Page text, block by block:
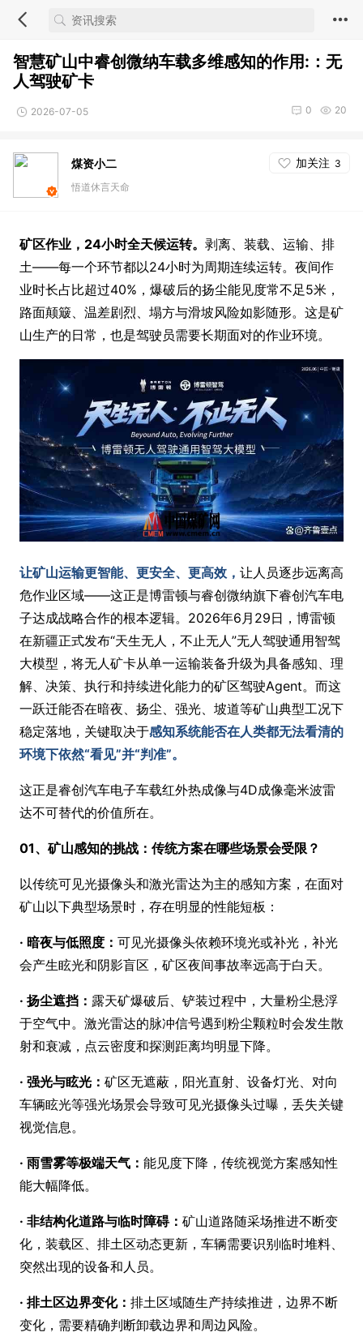
智慧矿山中睿创微纳车载多维感知的作用:：无
人驾驶矿卡
2026-07-05 20
0
煤资小二 加关注 3
悟道休言天命
矿区作业，24小时全天候运转。 剥离、装载、运输、排
土——每一个环节都以24小时为周期连续运转。夜间作
业时长占比超过40%，爆破后的扬尘能见度常不足5米，
路面颠簸、温差剧烈、塌方与滑坡风险如影随形。这是矿
山生产的日常，也是驾驶员需要长期面对的作业环境。
让矿山运输更智能、更安全、更高效， 让人员逐步远离高
危作业区域——这正是博雷顿与睿创微纳旗下睿创汽车电
子达成战略合作的根本逻辑。2026年6月29日，博雷顿
在新疆正式发布“天生无人，不止无人”无人驾驶通用智驾
大模型，将无人矿卡从单一运输装备升级为具备感知、理
解、决策、执行和持续进化能力的矿区驾驶Agent。而这
一跃迁能否在暗夜、扬尘、强光、坡道等矿山典型工况下
稳定落地，关键取决于感知系统能否在人类都无法看清的
环境下依然“看见”并“判准”。
这正是睿创汽车电子车载红外热成像与4D成像毫米波雷
达不可替代的价值所在。
01、矿山感知的挑战：传统方案在哪些场景会受限？
以传统可见光摄像头和激光雷达为主的感知方案，在面对
矿山以下典型场景时，存在明显的性能短板：
· 暗夜与低照度： 可见光摄像头依赖环境光或补光，补光
会产生眩光和阴影盲区，矿区夜间事故率远高于白天。
· 扬尘遮挡： 露天矿爆破后、铲装过程中，大量粉尘悬浮
于空气中。激光雷达的脉冲信号遇到粉尘颗粒时会发生散
射和衰减，点云密度和探测距离均明显下降。
· 强光与眩光： 矿区无遮蔽，阳光直射、设备灯光、对向
车辆眩光等强光场景会导致可见光摄像头过曝，丢失关键
视觉信息。
· 雨雪雾等极端天气： 能见度下降，传统视觉方案感知性
能大幅降低。
· 非结构化道路与临时障碍： 矿山道路随采场推进不断变
化，装载区、排土区动态更新，车辆需要识别临时堆料、
突然出现的设备和人员。
· 排土区边界变化： 排土区域随生产持续推进，边界不断
变化，需要精确判断卸载边界和周边风险。